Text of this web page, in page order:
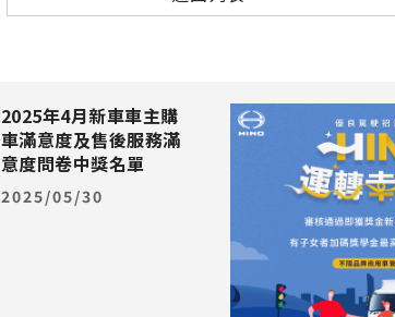
2025年4月新車車主購
車滿意度及售後服務滿
意度問卷中獎名單
2025/05/30